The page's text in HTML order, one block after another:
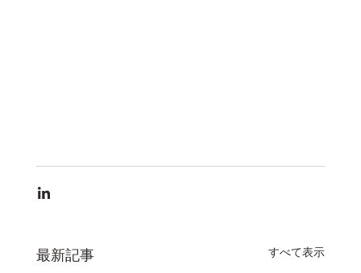
最新記事 すべて表示